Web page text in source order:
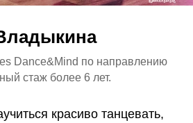
Dance&Mind по направлению
стаж более 6 лет.
красиво танцевать,